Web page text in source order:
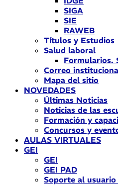
SIGA
SIE
RAWEB
Títulos y Estudios
Salud laboral
Formularios.
Correo
Mapa del sitio
NOVEDADES
Últimas Noticias
Noticias de las
Formación y
Concursos y
AULAS VIRTUALES
GEI
GEI
GEI PAD
Soporte al usuario